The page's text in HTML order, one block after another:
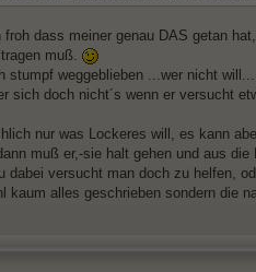
froh dass meiner genau DAS getan
muß.
stumpf weggeblieben ...wer nicht
sich doch nicht´s wenn er versucht
nur was Lockeres will, es kann
muß er,-sie halt gehen und aus
dabei versucht man doch zu helfen,
kaum alles geschrieben sondern die